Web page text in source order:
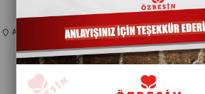
Anasayfa Kategorisiz BANVIT IZGARA TAVA *kg